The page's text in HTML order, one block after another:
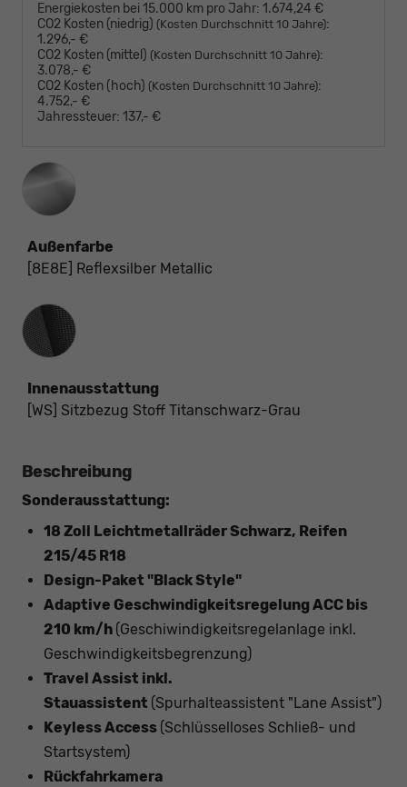
Energiekosten bei 15.000 km pro Jahr: 1.674,24 €
CO2 Kosten (niedrig) (Kosten Durchschnitt 10 Jahre):
1.296,- €
CO2 Kosten (mittel) (Kosten Durchschnitt 10 Jahre):
3.078,- €
CO2 Kosten (hoch) (Kosten Durchschnitt 10 Jahre):
4.752,- €
Jahressteuer: 137,- €
Außenfarbe
[8E8E] Reflexsilber Metallic
Innenausstattung
Innenausstattung
[WS] Sitzbezug Stoff Titanschwarz-Grau
Beschreibung
Sonderausstattung:
18 Zoll Leichtmetallräder Schwarz, Reifen
215/45 R18
Design-Paket "Black Style"
Adaptive Geschwindigkeitsregelung ACC bis
210 km/h (Geschiwindigkeitsregelanlage inkl.
Geschwindigkeitsbegrenzung)
Travel Assist inkl.
Stauassistent (Spurhalteassistent "Lane Assist")
Keyless Access (Schlüsselloses Schließ- und
Startsystem)
Rückfahrkamera